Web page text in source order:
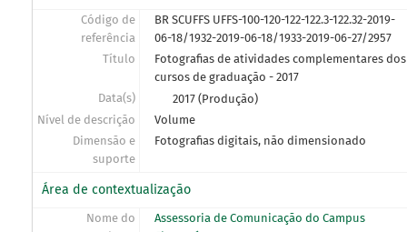
Código de
referência
BR SCUFFS UFFS-100-120-122-122.3-122.32-2019-
06-18/1932-2019-06-18/1933-2019-06-27/2957
Título
Fotografias de atividades complementares dos
cursos de graduação - 2017
Data(s)
2017 (Produção)
Nível de descrição
Volume
Dimensão e
suporte
Fotografias digitais, não dimensionado
Área de contextualização
Nome do
Assessoria de Comunicação do Campus